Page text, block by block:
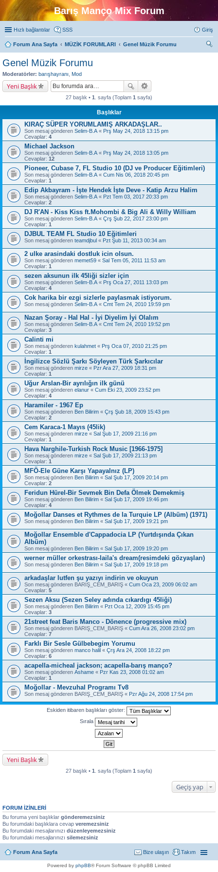
Barış Manço Mix Forum
Hızlı bağlantılar SSS Giriş
Forum Ana Sayfa MÜZİK FORUMLARI
Genel Müzik Forumu
Genel Müzik Forumu
Moderatörler: barışhayranı Mod
Yeni Başlık
27 başlık • 1 . sayfa (Toplam 1 sayfa)
Başlıklar
KIRAÇ SÜPER YORUMLAMIŞ ARKADAŞLAR..
Son mesaj gönderen Selim-B.A « Prş May 24, 2018 13:15 pm
Cevaplar: 4
Michael Jackson
Son mesaj gönderen Selim-B.A « Prş May 24, 2018 13:05 pm
Cevaplar: 12
Pioneer, Cubase 7, FL Studio 10 (DJ ve Producer Eğitimleri)
Son mesaj gönderen Selim-B.A « Cum Nis 06, 2018 20:45 pm
Cevaplar: 1
Edip Akbayram - İşte Hendek İşte Deve - Katip Arzu Halim
Son mesaj gönderen Selim-B.A « Pzt Tem 03, 2017 20:33 pm
Cevaplar: 2
DJ R'AN - Kiss Kiss ft.Mohombi & Big Ali & Willy William
Son mesaj gönderen Selim-B.A « Çrş Şub 22, 2017 23:00 pm
Cevaplar: 1
DJBUL TEAM FL Studio 10 Eğitimleri
Son mesaj gönderen teamdjbul « Pzt Şub 11, 2013 00:34 am
2 ulke arasindaki dostluk icin olsun.
Son mesaj gönderen memet59 « Sal Tem 05, 2011 11:53 am
Cevaplar: 1
sezen aksunun ilk 45liği sizler için
Son mesaj gönderen Selim-B.A « Prş Oca 27, 2011 13:03 pm
Cevaplar: 4
Cok harika bir ezgi sizlerle paylasmak istiyorum.
Son mesaj gönderen Selim-B.A « Cmt Tem 24, 2010 19:59 pm
Nazan Şoray - Hal Hal - İyi Diyelim İyi Olalım
Son mesaj gönderen Selim-B.A « Cmt Tem 24, 2010 19:52 pm
Cevaplar: 3
Calinti mi
Son mesaj gönderen kulahmet « Prş Oca 07, 2010 21:25 pm
Cevaplar: 1
İngilizce Sözlü Şarkı Söyleyen Türk Şarkıcılar
Son mesaj gönderen mirze « Pzr Ara 27, 2009 18:31 pm
Cevaplar: 1
Uğur Arslan-Bir ayrılığın ilk günü
Son mesaj gönderen elanur « Cum Eki 23, 2009 23:52 pm
Cevaplar: 4
Haramiler - 1967 Ep
Son mesaj gönderen Ben Bilirim « Çrş Şub 18, 2009 15:43 pm
Cevaplar: 2
Cem Karaca-1 Mayıs (45lik)
Son mesaj gönderen mirze « Sal Şub 17, 2009 21:16 pm
Cevaplar: 1
Hava Narghile-Turkish Rock Music [1966-1975]
Son mesaj gönderen mirze « Sal Şub 17, 2009 21:13 pm
Cevaplar: 1
MFÖ-Ele Güne Karşı Yapayalnız (LP)
Son mesaj gönderen Ben Bilirim « Sal Şub 17, 2009 20:14 pm
Cevaplar: 2
Feridun Hürel-Bir Sevmek Bin Defa Ölmek Demekmiş
Son mesaj gönderen Ben Bilirim « Sal Şub 17, 2009 19:46 pm
Cevaplar: 4
Moğollar Danses et Rythmes de la Turquie LP (Albüm) (1971)
Son mesaj gönderen Ben Bilirim « Sal Şub 17, 2009 19:21 pm
Moğollar Ensemble d'Cappadocia LP (Yurtdışında Çıkan
Albüm)
Son mesaj gönderen Ben Bilirim « Sal Şub 17, 2009 19:20 pm
werner müller orkestrası-laila's dream(resimdeki gözyaşları)
Son mesaj gönderen Ben Bilirim « Sal Şub 17, 2009 19:18 pm
arkadaşlar lutfen şu yazıyı indirin ve okuyun
Son mesaj gönderen BARIŞ_CEM_BARIŞ « Cum Oca 23, 2009 06:02 am
Cevaplar: 5
Sezen Aksu (Sezen Seley adında cıkardıgı 45liği)
Son mesaj gönderen Ben Bilirim « Pzt Oca 12, 2009 15:45 pm
Cevaplar: 3
21street feat Baris Manco - Dönence (progressive mix)
Son mesaj gönderen BARIŞ_CEM_BARIŞ « Cum Ara 26, 2008 23:02 pm
Cevaplar: 7
Farklı Bir Sesle Gülbebegim Yorumu
Son mesaj gönderen manco halil « Çrş Ara 24, 2008 18:22 pm
Cevaplar: 6
acapella-micheal jackson; acapella-barış manço?
Son mesaj gönderen Ashame « Pzr Kas 23, 2008 01:02 am
Cevaplar: 1
Moğollar - Mevzuhal Programı Tv8
Son mesaj gönderen BARIŞ_CEM_BARIŞ « Pzr Ağu 24, 2008 17:54 pm
Eskiden itibaren başlıkları göster:
Sırala
Yeni Başlık
27 başlık • 1 . sayfa (Toplam 1 sayfa)
Geçiş yap
FORUM IZINLERI
Bu foruma yeni başlıklar gönderemezsiniz
Bu forumdaki başlıklara cevap veremezsiniz
Bu forumdaki mesajlarınızı düzenleyemezsiniz
Bu forumdaki mesajlarınızı silemezsiniz
Forum Ana Sayfa Takım
Bize ulaşın
Powered by phpBB® Forum Software © phpBB Limited